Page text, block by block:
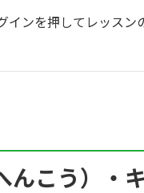
ンを押してレッスン
んこう）・